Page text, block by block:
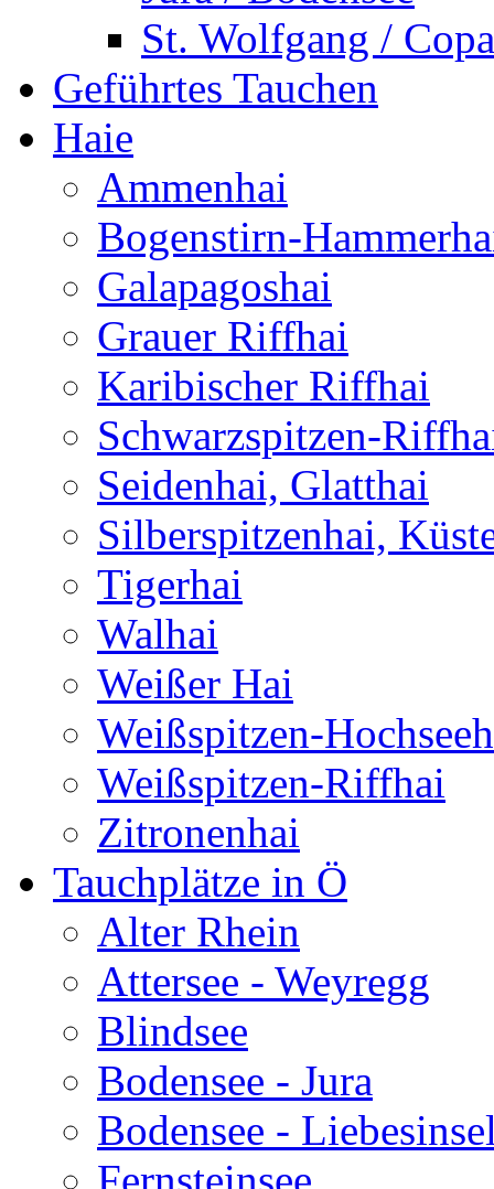
St. Wolfgang /
Geführtes Tauchen
Haie
Ammenhai
Bogenstirn-
Galapagoshai
Grauer Riffhai
Karibischer Riffhai
Schwarzspitzen-
Seidenhai, Glatthai
Silberspitzenhai,
Tigerhai
Walhai
Weißer Hai
Weißspitzen-
Weißspitzen-Riffhai
Zitronenhai
Tauchplätze in Ö
Alter Rhein
Attersee - Weyregg
Blindsee
Bodensee - Jura
Bodensee -
Fernsteinsee